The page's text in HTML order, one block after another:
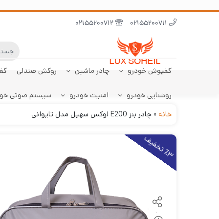
کفپوش خودرو
کفپوش پژو 206
هاچبک
چادر ماشین
چادر تارا
روکش صندلی
کفپوش صندوق تارا
ابر نانو
سنسور دنده عقب
خودرو
روشنایی خودرو امنیت خودرو
سیستم صوتی
خانه »چادر بنز E200 لوکس سهیل مدل تایوانی
٪3
ت
خ
ف
یف